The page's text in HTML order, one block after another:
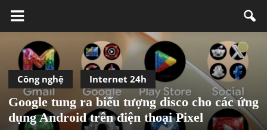
Công nghệ Internet 24h
Google tung ra biểu tượng disco cho các ứng
dụng Android trên điện thoại Pixel